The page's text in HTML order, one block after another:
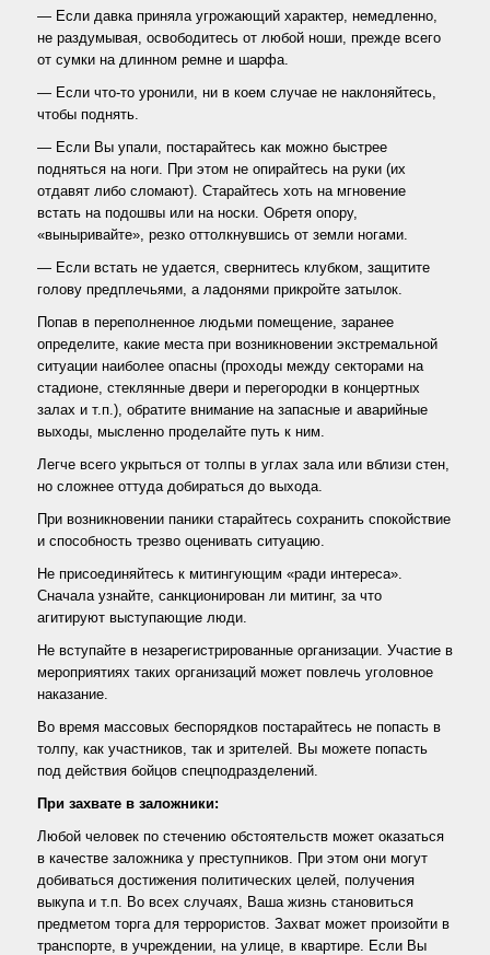
— Если давка приняла угрожающий характер, немедленно,
не раздумывая, освободитесь от любой ноши, прежде всего
от сумки на длинном ремне и шарфа.
— Если что-то уронили, ни в коем случае не наклоняйтесь,
чтобы поднять.
— Если Вы упали, постарайтесь как можно быстрее
подняться на ноги. При этом не опирайтесь на руки (их
отдавят либо сломают). Старайтесь хоть на мгновение
встать на подошвы или на носки. Обретя опору,
«выныривайте», резко оттолкнувшись от земли ногами.
— Если встать не удается, свернитесь клубком, защитите
голову предплечьями, а ладонями прикройте затылок.
Попав в переполненное людьми помещение, заранее
определите, какие места при возникновении экстремальной
ситуации наиболее опасны (проходы между секторами на
стадионе, стеклянные двери и перегородки в концертных
залах и т.п.), обратите внимание на запасные и аварийные
выходы, мысленно проделайте путь к ним.
Легче всего укрыться от толпы в углах зала или вблизи стен,
но сложнее оттуда добираться до выхода.
При возникновении паники старайтесь сохранить спокойствие
и способность трезво оценивать ситуацию.
Не присоединяйтесь к митингующим «ради интереса».
Сначала узнайте, санкционирован ли митинг, за что
агитируют выступающие люди.
Не вступайте в незарегистрированные организации. Участие в
мероприятиях таких организаций может повлечь уголовное
наказание.
Во время массовых беспорядков постарайтесь не попасть в
толпу, как участников, так и зрителей. Вы можете попасть
под действия бойцов спецподразделений.
При захвате в заложники:
Любой человек по стечению обстоятельств может оказаться
в качестве заложника у преступников. При этом они могут
добиваться достижения политических целей, получения
выкупа и т.п. Во всех случаях, Ваша жизнь становиться
предметом торга для террористов. Захват может произойти в
транспорте, в учреждении, на улице, в квартире. Если Вы